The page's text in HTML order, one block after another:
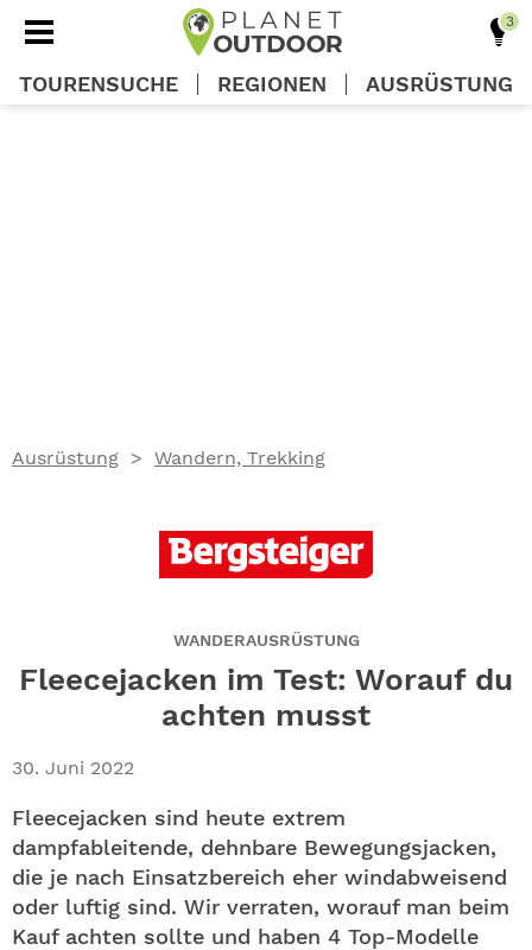
Ausrüstung Wandern, Trekking
WANDERAUSRÜSTUNG
Fleecejacken im Test: Worauf du
achten musst
30. Juni 2022
Fleecejacken sind heute extrem
dampfableitende, dehnbare Bewegungsjacken,
die je nach Einsatzbereich eher windabweisend
oder luftig sind. Wir verraten, worauf man beim
Kauf achten sollte und haben 4 Top-Modelle
TOURENSUCHE REGIONEN AUSRÜSTUNG
NEWSLETTER
ALLE THEMEN